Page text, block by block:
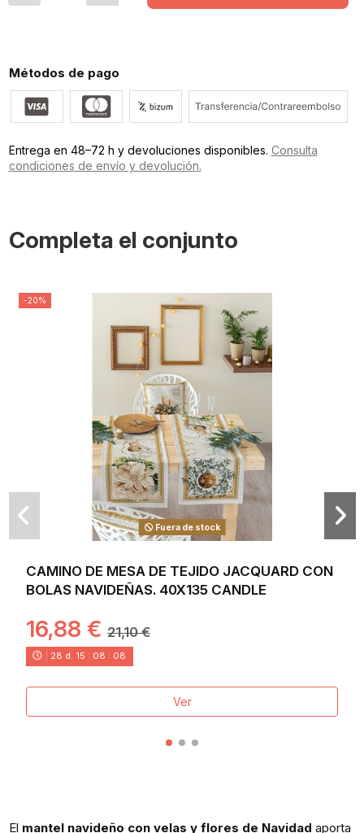
Métodos de pago
Entrega en 48–72 h y devoluciones disponibles. Consulta
condiciones de envío y devolución.
Completa el conjunto
-20%
Fuera de stock
CAMINO DE MESA DE TEJIDO JACQUARD CON
BOLAS NAVIDEÑAS. 40X135 CANDLE
16,88 € 21,10 €
28 d. 15 : 08 : 08
Ver
El mantel navideño con velas y flores de Navidad aporta